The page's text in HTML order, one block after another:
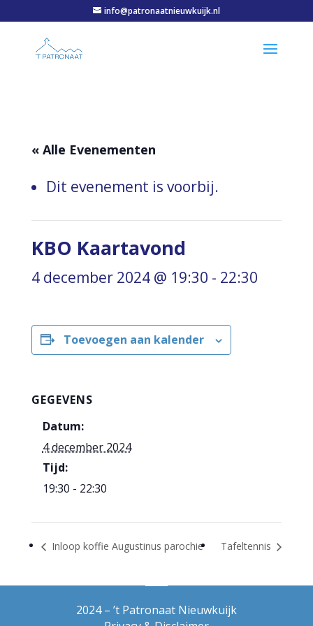
info@patronaatnieuwkuijk.nl
« Alle Evenementen
Dit evenement is voorbij.
KBO Kaartavond
4 december 2024 @ 19:30 - 22:30
Toevoegen aan kalender
GEGEVENS
Datum:
4 december 2024
Tijd:
19:30 - 22:30
Inloop koffie Augustinus parochie Tafeltennis
2024 – ’t Patronaat Nieuwkuijk